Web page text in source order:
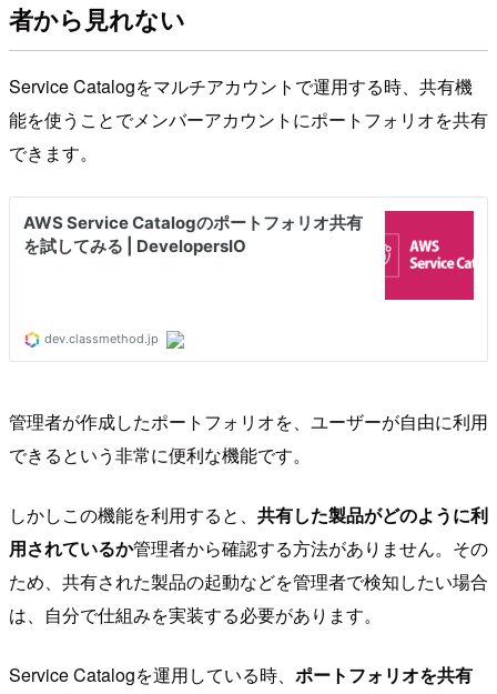
者から見れない
Service Catalogをマルチアカウントで運用する時、共有機
能を使うことでメンバーアカウントにポートフォリオを共有
できます。
管理者が作成したポートフォリオを、ユーザーが自由に利用
できるという非常に便利な機能です。
しかしこの機能を利用すると、 共有した製品がどのように利
用されているか管理者から確認する方法がありません。その
ため、共有された製品の起動などを管理者で検知したい場合
は、自分で仕組みを実装する必要があります。
Service Catalogを運用している時、 ポートフォリオを共有